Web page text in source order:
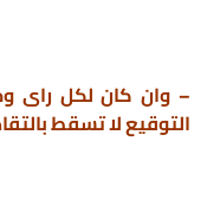
– وان كان لكل راى
التوقيع لا تسقط